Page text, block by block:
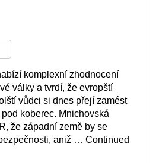
komplexní zhodnocení
války a tvrdí, že evropští
vůdci si dnes přejí zamést
koberec. Mnichovská
že západní země by se
aniž … Continued